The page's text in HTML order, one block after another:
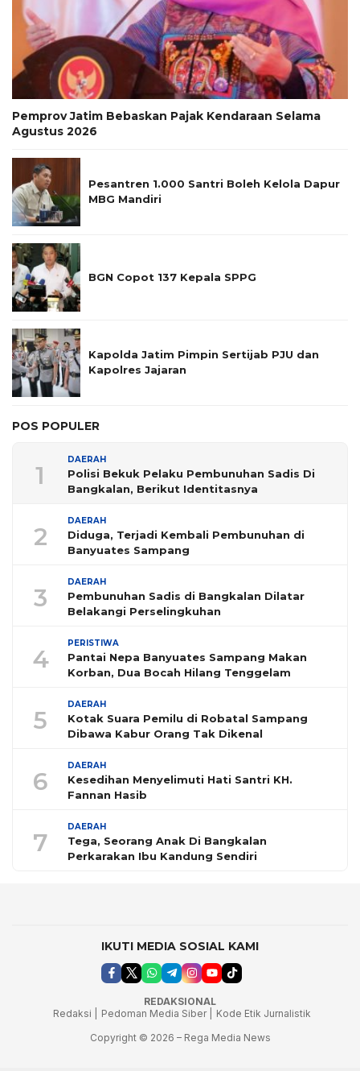
Pemprov Jatim Bebaskan Pajak Kendaraan Selama
Agustus 2026
Pesantren 1.000 Santri Boleh Kelola Dapur
MBG Mandiri
BGN Copot 137 Kepala SPPG
Kapolda Jatim Pimpin Sertijab PJU dan
Kapolres Jajaran
POS POPULER
1
DAERAH
Polisi Bekuk Pelaku Pembunuhan Sadis Di
Bangkalan, Berikut Identitasnya
2
DAERAH
Diduga, Terjadi Kembali Pembunuhan di
Banyuates Sampang
3
DAERAH
Pembunuhan Sadis di Bangkalan Dilatar
Belakangi Perselingkuhan
4
PERISTIWA
Pantai Nepa Banyuates Sampang Makan
Korban, Dua Bocah Hilang Tenggelam
5
DAERAH
Kotak Suara Pemilu di Robatal Sampang
Dibawa Kabur Orang Tak Dikenal
6
DAERAH
Kesedihan Menyelimuti Hati Santri KH.
Fannan Hasib
7
DAERAH
Tega, Seorang Anak Di Bangkalan
Perkarakan Ibu Kandung Sendiri
IKUTI MEDIA SOSIAL KAMI
REDAKSIONAL
Redaksi |
Pedoman Media Siber |
Kode Etik Jurnalistik
Copyright © 2026 – Rega Media News